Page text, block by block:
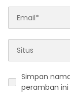
Simpan
peramban